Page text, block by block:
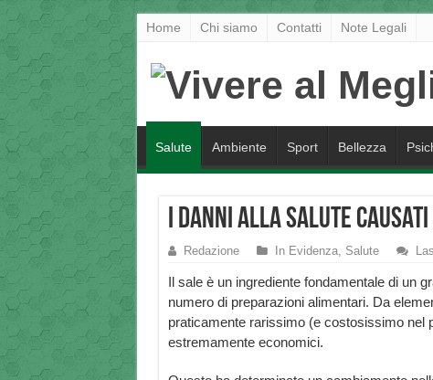
Home Chi siamo Contatti Note Legali
Salute Ambiente Sport Bellezza
I danni alla salute
Redazione In Evidenza, Salute
Il sale è un ingrediente fondamentale di un
numero di preparazioni alimentari. Da
praticamente rarissimo (e costosissimo nel
estremamente economici.